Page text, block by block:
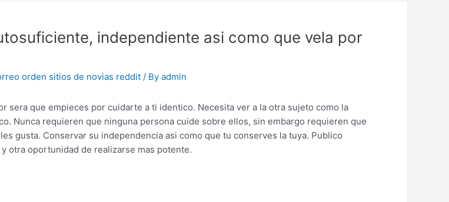
independiente asi­ como que vela por
orden sitios de novias reddit / By admin
sera que empieces por cuidarte a ti identico. Necesita ver a la otra sujeto como la
Nunca requieren que ninguna persona cuide sobre ellos, sin embargo requieren que
gusta. Conservar su independencia asi­ como que tu conserves la tuya. Publico
otra oportunidad de realizarse mas potente.